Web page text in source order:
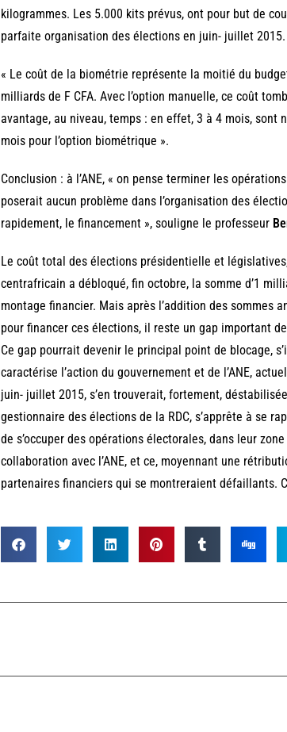
kilogrammes. Les 5.000 kits prévus, ont pour but de
parfaite organisation des élections en juin- juillet 2015.
« Le coût de la biométrie représente la moitié du
milliards de F CFA. Avec l’option manuelle, ce coût
avantage, au niveau, temps : en effet, 3 à 4 mois,
mois pour l’option biométrique ».
Conclusion : à l’ANE, « on pense terminer les
poserait aucun problème dans l’organisation des
rapidement, le financement », souligne le professeur
Le coût total des élections présidentielle et
centrafricain a débloqué, fin octobre, la somme d’1
montage financier. Mais après l’addition des sommes
pour financer ces élections, il reste un gap important
Ce gap pourrait devenir le principal point de blocage,
caractérise l’action du gouvernement et de l’ANE,
juin- juillet 2015, s’en trouverait, fortement,
gestionnaire des élections de la RDC, s’apprête à se
de s’occuper des opérations électorales, dans leur
collaboration avec l’ANE, et ce, moyennant une
partenaires financiers qui se montreraient défaillants.